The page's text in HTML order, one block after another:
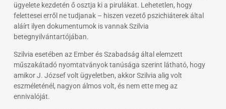
ügyelete kezdetén ő osztja ki a pirulákat. Lehetetlen, hogy
felettesei erről ne tudjanak – hiszen vezető pszichiáterek által
aláírt ilyen dokumentumok is vannak Szilvia
betegnyilvántartójában.
Szilvia esetében az Ember és Szabadság által elemzett
műszakátadó nyomtatványok tanúsága szerint látható, hogy
amikor J. József volt ügyeletben, akkor Szilvia alig volt
eszméleténél, nagyon álmos volt, és nem ette meg az
ennivalóját.